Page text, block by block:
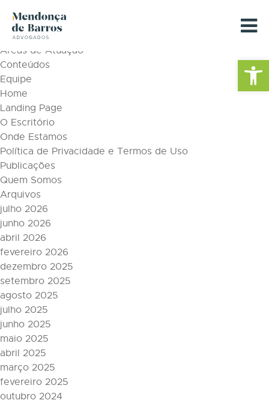
Barra de
Páginas
Áreas de Atuação
Conteúdos
Equipe
Home
Landing Page
O Escritório
Onde Estamos
Política de Privacidade e Termos de Uso
Publicações
Quem Somos
Arquivos
julho 2026
junho 2026
abril 2026
fevereiro 2026
dezembro 2025
setembro 2025
agosto 2025
julho 2025
junho 2025
maio 2025
abril 2025
março 2025
fevereiro 2025
outubro 2024